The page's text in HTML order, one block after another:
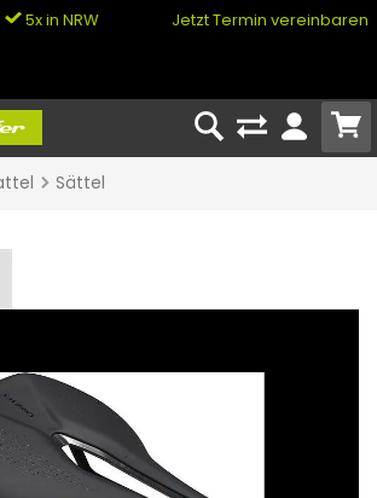
5x in NRW
0% Finanzierung
Jetzt Termin vereinbaren
Sättel